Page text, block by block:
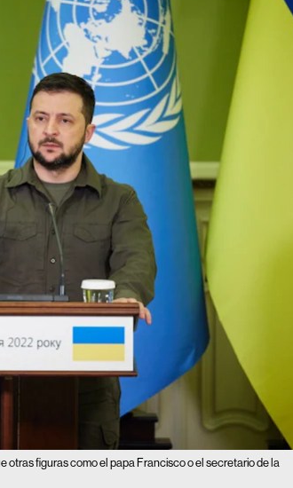
otras figuras como el papa Francisco o el secretario de la